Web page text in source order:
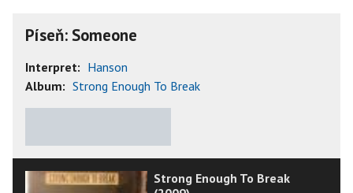
Píseň: Someone
Interpret: Hanson
Album: Strong Enough To Break
Strong Enough To Break